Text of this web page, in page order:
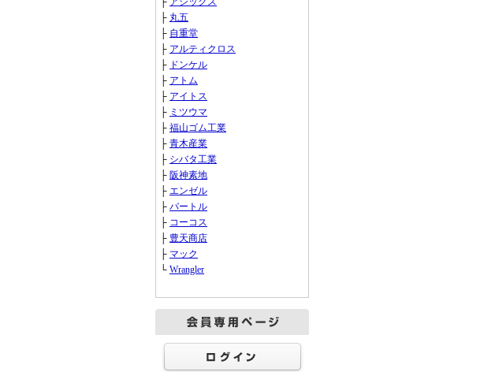
├ 丸五
├ 自重堂
├ アルティクロス
├ ドンケル
├ アトム
├ アイトス
├ ミツウマ
├ 福山ゴム工業
├ 青木産業
├ シバタ工業
├ 阪神素地
├ エンゼル
├ バートル
├ コーコス
├ 豊天商店
├ マック
└ Wrangler